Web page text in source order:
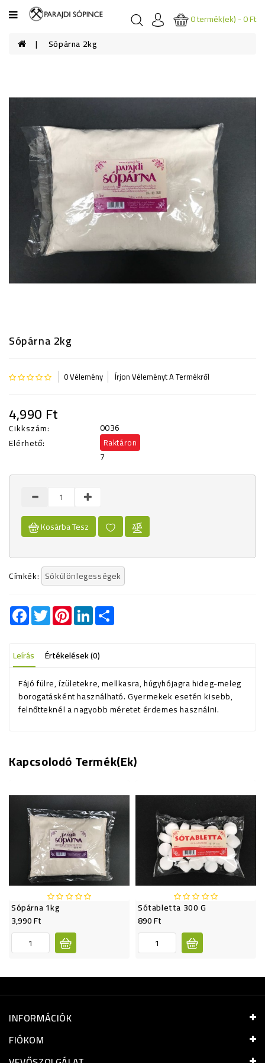
Kategóriák
ÉTKEZÉSI
SÓK
FŰSZER
GYÓGYSÓK
SÓKOZMETIKUMOK
SÓKÜLÖNLEGESSÉGEK
0 termék(ek) - 0 Ft
Sópárna 2kg
Sópárna 2kg
0 Vélemény Írjon Véleményt A Termékről
4,990 Ft
Cikkszám:
0036
Elérhető:
Raktáron
7
Kosárba Tesz
Címkék: Sókülönlegességek
Facebook
TwitterPinterestLinkedIn
Leírás
Értékelések (0)
Fájó fülre, ízületekre, mellkasra, húgyhójagra hideg-meleg
borogatásként használható. Gyermekek esetén kisebb,
felnőtteknél a nagyobb méretet érdemes használni.
Kapcsolodó Termék(ek)
Sópárna 1kg
3,990 Ft
Sótabletta 300 G
890 Ft
INFORMÁCIÓK
FIÓKOM